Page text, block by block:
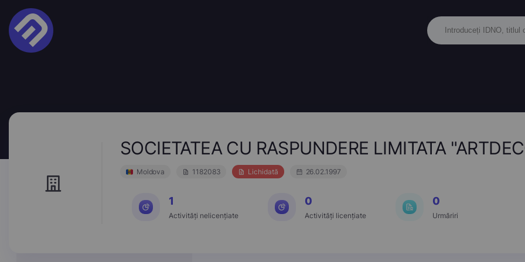
SOCIETATEA CU RASPUNDERE LIMITATA
Moldova 1182083 Lichidată 26.02.1997
1
Activități nelicențiate
0
Activități licențiate
0
Urmăriri